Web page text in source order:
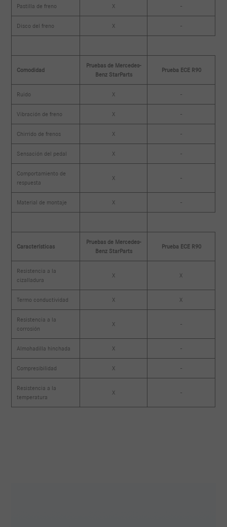
Pastilla de freno X -
Disco del freno X -
Comodidad
Pruebas de Mercedes-
Benz StarParts
Prueba ECE R90
Ruido X -
Vibración de freno X -
Chirrido de frenos X -
Sensación del pedal X -
Comportamiento de
respuesta
X -
Material de montaje X -
Características
Pruebas de Mercedes-
Benz StarParts
Prueba ECE R90
Resistencia a la
cizalladura
X X
Termo conductividad X X
Resistencia a la
corrosión
X -
Almohadilla hinchada X -
Compresibilidad X -
Resistencia a la
temperatura
X -